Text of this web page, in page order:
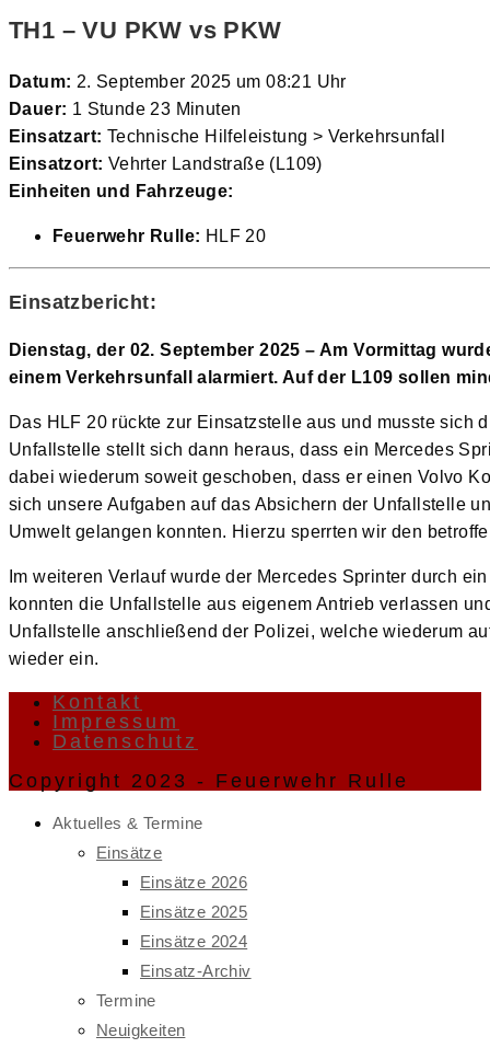
TH1 – VU PKW vs PKW
Datum: 2. September 2025 um 08:21 Uhr
Dauer: 1 Stunde 23 Minuten
Einsatzart: Technische Hilfeleistung > Verkehrsunfall
Einsatzort: Vehrter Landstraße (L109)
Einheiten und Fahrzeuge:
Feuerwehr Rulle: HLF 20
Einsatzbericht:
Dienstag, der 02. September 2025 – Am Vormittag
einem Verkehrsunfall alarmiert. Auf der L109 sollen
Das HLF 20 rückte zur Einsatzstelle aus und musste sich
Unfallstelle stellt sich dann heraus, dass ein Mercedes
dabei wiederum soweit geschoben, dass er einen Volvo
sich unsere Aufgaben auf das Absichern der Unfallstelle
Umwelt gelangen konnten. Hierzu sperrten wir den
Im weiteren Verlauf wurde der Mercedes Sprinter durch
konnten die Unfallstelle aus eigenem Antrieb verlassen
Unfallstelle anschließend der Polizei, welche wiederum
wieder ein.
Kontakt
Impressum
Datenschutz
Copyright 2023 - Feuerwehr Rulle
Aktuelles & Termine
Einsätze
Einsätze 2026
Einsätze 2025
Einsätze 2024
Einsatz-Archiv
Termine
Neuigkeiten